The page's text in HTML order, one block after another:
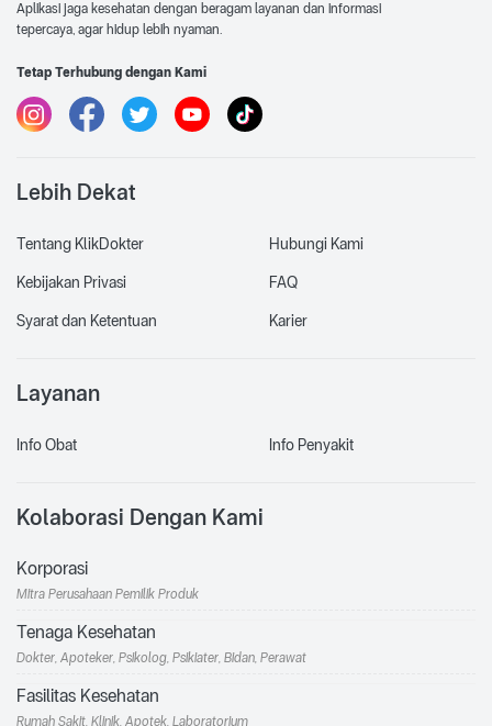
Aplikasi jaga kesehatan dengan beragam layanan dan informasi
tepercaya, agar hidup lebih nyaman.
Tetap Terhubung dengan Kami
Lebih Dekat
Tentang KlikDokter
Kebijakan Privasi
Syarat dan Ketentuan
Hubungi Kami
FAQ
Karier
Layanan
Info Obat Info Penyakit
Kolaborasi Dengan Kami
Korporasi
Mitra Perusahaan Pemilik Produk
Tenaga Kesehatan
Dokter, Apoteker, Psikolog, Psikiater, Bidan, Perawat
Fasilitas Kesehatan
Rumah Sakit, Klinik, Apotek, Laboratorium